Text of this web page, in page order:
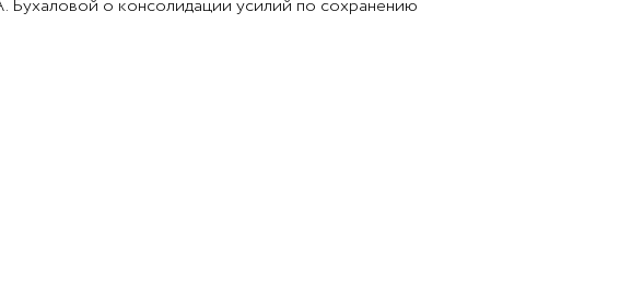
о консолидации усилий по сохранению